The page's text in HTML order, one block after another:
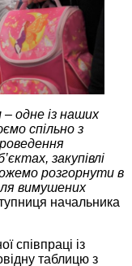
одне із наших
спільно з
закупівлі
розгорнути в
вимушених
начальника
співпраці із
таблицю з